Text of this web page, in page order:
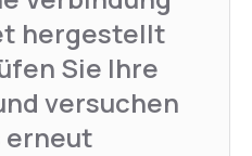
hergestellt
Sie Ihre
versuchen
erneut